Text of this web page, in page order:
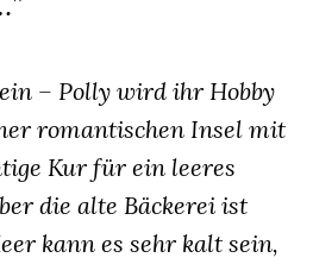
– Polly wird ihr Hobby
romantischen Insel mit
Kur für ein leeres
die alte Bäckerei ist
kann es sehr kalt sein,